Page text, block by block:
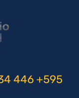
446 +595